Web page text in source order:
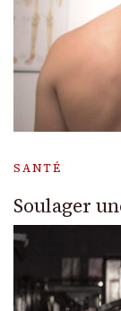
SANTÉ
Soulager